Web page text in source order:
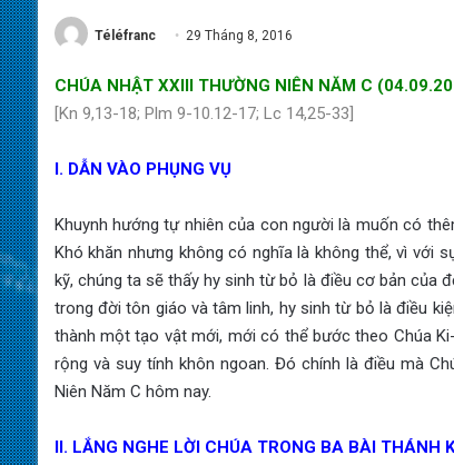
Téléfranc 29 Tháng 8, 2016
CHÚA N HẬT XXIII THƯỜNG NIÊN NĂM C
[Kn 9,13-18; Plm 9-10.12-17; Lc 14,25-33]
I. DẪN VÀO PHỤNG VỤ
Khuynh hướng tự nhiên của con người là muốn có
Khó khăn nhưng không có nghĩa là không thể, vì với
kỹ, chúng ta sẽ thấy hy sinh từ bỏ là điều cơ bản của
trong đời tôn giáo và tâm linh, hy sinh từ bỏ là điều
thành một tạo vật mới, mới có thể bước theo Chúa
rộng và suy tính khôn ngoan. Đó chính là điều mà
Niên Năm C hôm nay.
II. LẮNG NGHE LỜI CHÚA TRONG BA BÀI THÁNH